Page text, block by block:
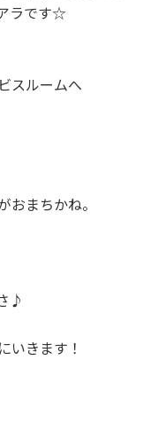
ラです☆
スルームへ
まちかね。
♪
いきます！